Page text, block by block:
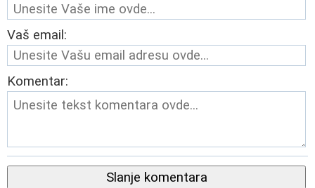
Vaš email:
Komentar:
Slanje komentara